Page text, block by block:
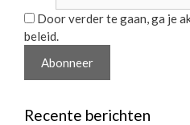
Door verder te gaan, ga je
beleid.
Recente berichten